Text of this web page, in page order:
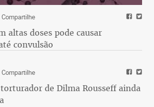
Compartilhe
altas doses pode causar
convulsão
Compartilhe
de Dilma Rousseff ainda